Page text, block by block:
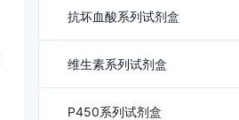
抗坏血酸系列试剂盒
维生素系列试剂盒
P450系列试剂盒